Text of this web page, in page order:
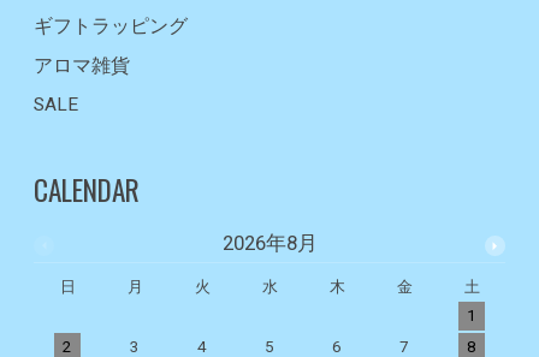
ギフトラッピング
アロマ雑貨
SALE
CALENDAR
2026年8月
日 月 火 水 木 金
土
1
2
3 4 5 6 7
8